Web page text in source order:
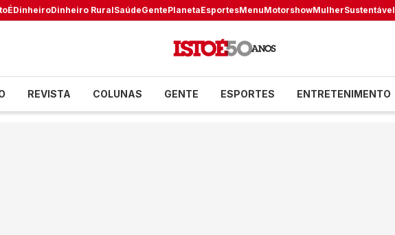
DinheiroDinheiro RuralSaúdeGentePlanetaEsportesMenuMotorshowMulherSustentável
REVISTA COLUNAS GENTE ESPORTES ENTRETENIMENTO